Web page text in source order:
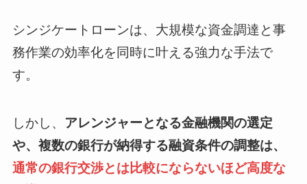
シンジケートローンは、大規模な資金調達と事
務作業の効率化を同時に叶える強力な手法で
す。
しかし、 アレンジャーとなる金融機関の選定
や、複数の銀行が納得する融資条件の調整は、
通常の銀行交渉とは比較にならないほど高度な